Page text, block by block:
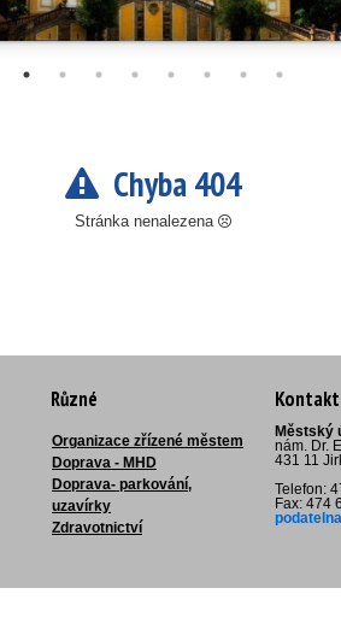
Chyba 404
Stránka nenalezena
Různé
Organizace zřízené městem
Doprava - MHD
Doprava- parkování,
uzavírky
Zdravotnictví
Kontakt
Městský
nám. Dr.
431 11
Telefon:
Fax: 474